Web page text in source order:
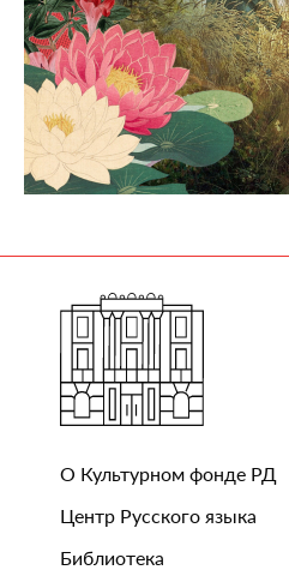
О Культурном фонде РД
Центр Русского языка
Библиотека